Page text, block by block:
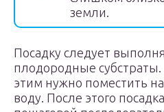
земли.
Посадку следует
плодородные
этим нужно поместить
воду. После этого